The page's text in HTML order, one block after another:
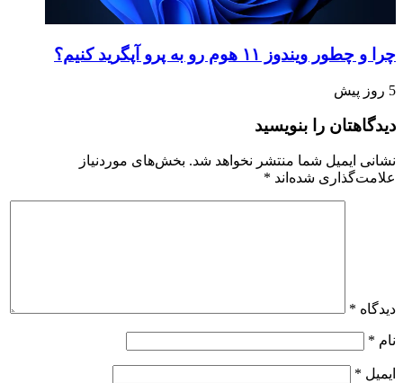
چرا و چطور ویندوز ۱۱ هوم رو به پرو آپگرید کنیم؟
5 روز پیش
دیدگاهتان را بنویسید
نشانی ایمیل شما منتشر نخواهد شد. بخش‌های موردنیاز
علامت‌گذاری شده‌اند *
دیدگاه *
نام *
ایمیل *